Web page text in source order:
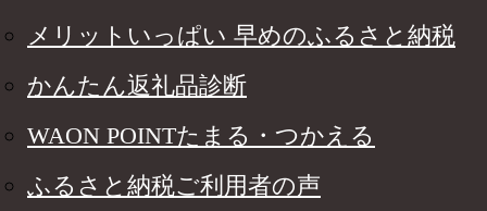
メリットいっぱい 早めのふるさと納税
かんたん返礼品診断
WAON POINTたまる・つかえる
ふるさと納税ご利用者の声